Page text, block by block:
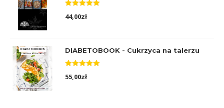
5.00na 5
44,00zł
DIABETOBOOK - Cukrzyca na talerzu
5.00na 5
55,00zł